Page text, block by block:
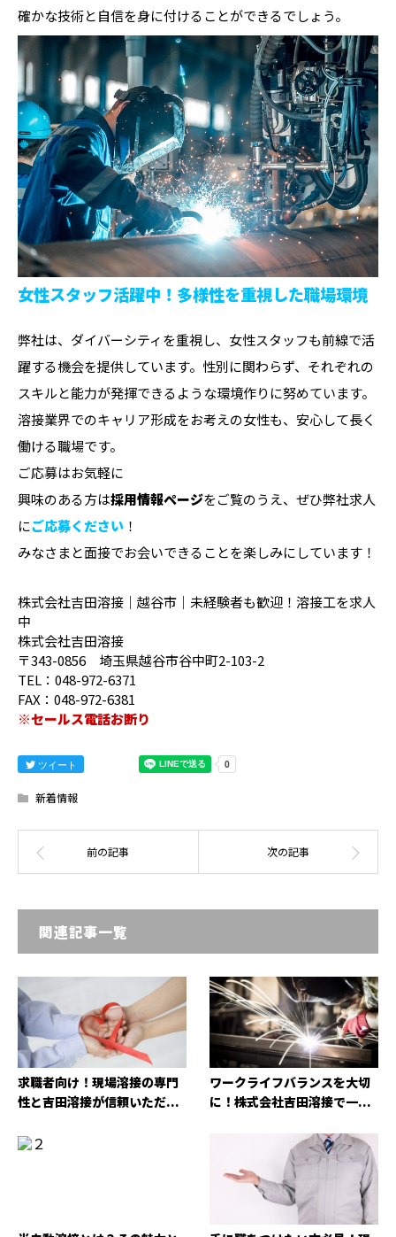
確かな技術と自信を身に付けることができるでしょう。
女性スタッフ活躍中！多様性を重視した職場環境
弊社は、ダイバーシティを重視し、女性スタッフも前線で活
躍する機会を提供しています。性別に関わらず、それぞれの
スキルと能力が発揮できるような環境作りに努めています。
溶接業界でのキャリア形成をお考えの女性も、安心して長く
働ける職場です。
ご応募はお気軽に
興味のある方は採用情報ページをご覧のうえ、ぜひ弊社求人
にご応募ください ！
みなさまと面接でお会いできることを楽しみにしています！
株式会社吉田溶接｜越谷市｜未経験者も歓迎！溶接工を求人
中
株式会社吉田溶接
〒343-0856 埼玉県越谷市谷中町2-103-2
TEL：048-972-6371
FAX：048-972-6381
※セールス電話お断り
ツイート
新着情報
関連記事一覧
求職者向け！現場溶接の専門
性と吉田溶接が信頼いただ...
ワークライフバランスを大切
に！株式会社吉田溶接で一...